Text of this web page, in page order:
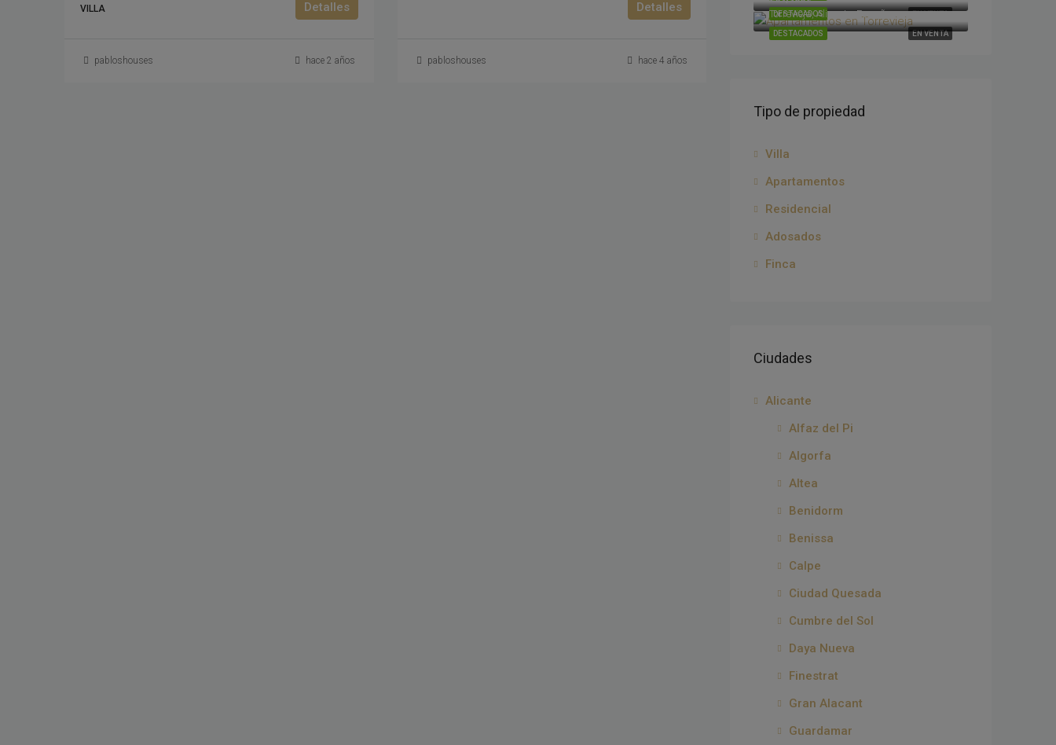
VILLA Detalles
pabloshouses hace 2 años
Detalles
pabloshouses hace 4 años
EN VENTA
DESTACADOS
EN VENTA
DESTACADOS
Torrevieja, Alicante, España
Tipo de propiedad
Villa
Apartamentos
Residencial
Adosados
Finca
Ciudades
Alicante
Alfaz del Pi
Algorfa
Altea
Benidorm
Benissa
Calpe
Ciudad Quesada
Cumbre del Sol
Daya Nueva
Finestrat
Gran Alacant
Guardamar